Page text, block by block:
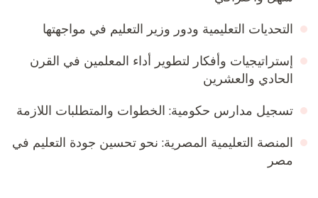
التحديات التعليمية ودور وزير التعليم في مواجهتها
إستراتيجيات وأفكار لتطوير أداء المعلمين في القرن
الحادي والعشرين
تسجيل مدارس حكومية: الخطوات والمتطلبات اللازمة
المنصة التعليمية المصرية: نحو تحسين جودة التعليم في
مصر